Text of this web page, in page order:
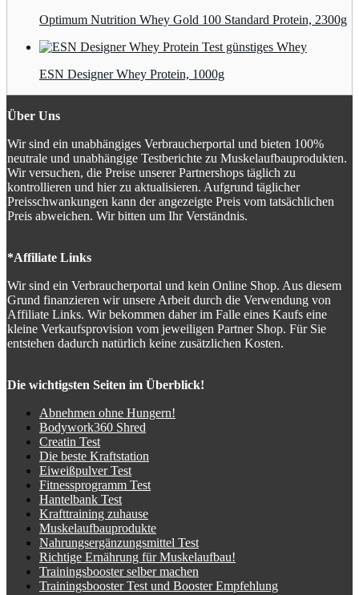
Optimum Nutrition Whey Gold 100 Standard Protein, 2300g
ESN Designer Whey Protein, 1000g
Über Uns
Wir sind ein unabhängiges Verbraucherportal und bieten 100%
neutrale und unabhängige Testberichte zu Muskelaufbauprodukten.
Wir versuchen, die Preise unserer Partnershops täglich zu
kontrollieren und hier zu aktualisieren. Aufgrund täglicher
Preisschwankungen kann der angezeigte Preis vom tatsächlichen
Preis abweichen. Wir bitten um Ihr Verständnis.
*Affiliate Links
Wir sind ein Verbraucherportal und kein Online Shop. Aus diesem
Grund finanzieren wir unsere Arbeit durch die Verwendung von
Affiliate Links. Wir bekommen daher im Falle eines Kaufs eine
kleine Verkaufsprovision vom jeweiligen Partner Shop. Für Sie
entstehen dadurch natürlich keine zusätzlichen Kosten.
Die wichtigsten Seiten im Überblick!
Abnehmen ohne Hungern!
Bodywork360 Shred
Creatin Test
Die beste Kraftstation
Eiweißpulver Test
Fitnessprogramm Test
Hantelbank Test
Krafttraining zuhause
Muskelaufbauprodukte
Nahrungsergänzungsmittel Test
Richtige Ernährung für Muskelaufbau!
Trainingsbooster selber machen
Trainingsbooster Test und Booster Empfehlung